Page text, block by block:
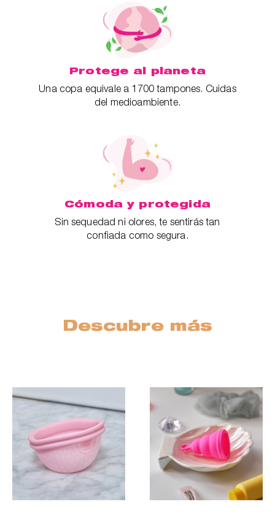
Protege al planeta
Una copa equivale a 1700 tampones. Cuidas
del medioambiente.
Cómoda y protegida
Sin sequedad ni olores, te sentirás tan
confiada como segura.
Descubre más